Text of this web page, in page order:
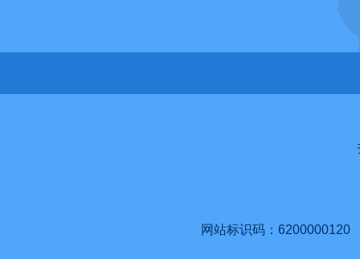
网站标识码：6200000120